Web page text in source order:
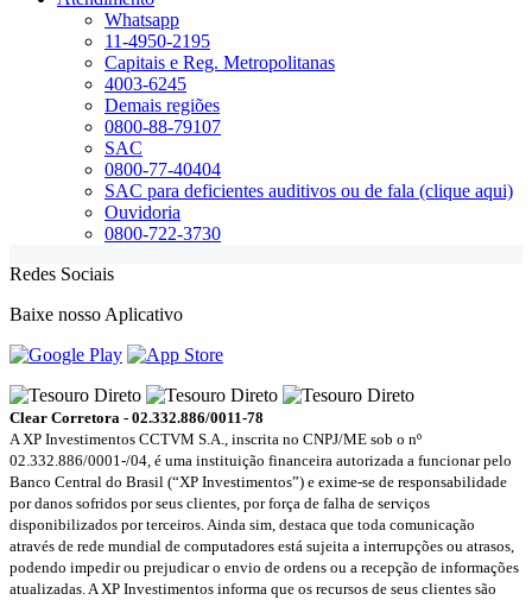
Whatsapp
11-4950-2195
Capitais e Reg. Metropolitanas
4003-6245
Demais regiões
0800-88-79107
SAC
0800-77-40404
SAC para deficientes auditivos ou de fala (clique aqui)
Ouvidoria
0800-722-3730
Redes Sociais
Baixe nosso Aplicativo
Clear Corretora - 02.332.886/0011-78
A XP Investimentos CCTVM S.A., inscrita no CNPJ/ME sob o nº
02.332.886/0001-/­04, é uma instituição financeira autorizada a funcionar pelo
Banco Central do Brasil (“XP Investimentos”) e exime-se de responsabilidade
por danos sofridos por seus clientes, por força de falha de serviços
disponibilizados por terceiros. Ainda sim, destaca que toda comunicação
através de rede mundial de computadores está sujeita a interrupções ou atrasos,
podendo impedir ou prejudicar o envio de ordens ou a recepção de informações
atualizadas. A XP Investimentos informa que os recursos de seus clientes são